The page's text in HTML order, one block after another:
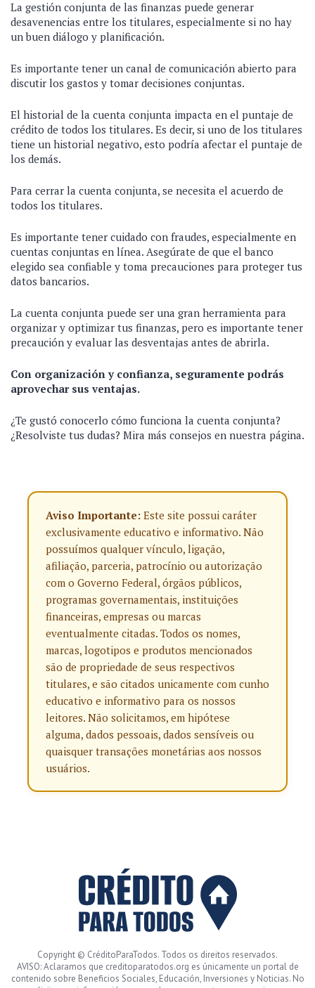
La gestión conjunta de las finanzas puede generar
desavenencias entre los titulares, especialmente si no hay
un buen diálogo y planificación.
Es importante tener un canal de comunicación abierto para
discutir los gastos y tomar decisiones conjuntas.
El historial de la cuenta conjunta impacta en el puntaje de
crédito de todos los titulares. Es decir, si uno de los titulares
tiene un historial negativo, esto podría afectar el puntaje de
los demás.
Para cerrar la cuenta conjunta, se necesita el acuerdo de
todos los titulares.
Es importante tener cuidado con fraudes, especialmente en
cuentas conjuntas en línea. Asegúrate de que el banco
elegido sea confiable y toma precauciones para proteger tus
datos bancarios.
La cuenta conjunta puede ser una gran herramienta para
organizar y optimizar tus finanzas, pero es importante tener
precaución y evaluar las desventajas antes de abrirla.
Con organización y confianza, seguramente podrás
aprovechar sus ventajas.
¿Te gustó conocerlo cómo funciona la cuenta conjunta?
¿Resolviste tus dudas? Mira más consejos en nuestra página.
Aviso Importante: Este site possui caráter
exclusivamente educativo e informativo. Não
possuímos qualquer vínculo, ligação,
afiliação, parceria, patrocínio ou autorização
com o Governo Federal, órgãos públicos,
programas governamentais, instituições
financeiras, empresas ou marcas
eventualmente citadas. Todos os nomes,
marcas, logotipos e produtos mencionados
são de propriedade de seus respectivos
titulares, e são citados unicamente com cunho
educativo e informativo para os nossos
leitores. Não solicitamos, em hipótese
alguma, dados pessoais, dados sensíveis ou
quaisquer transações monetárias aos nossos
usuários.
Copyright © CréditoParaTodos. Todos os direitos reservados.
AVISO: Aclaramos que creditoparatodos.org es únicamente un portal de
contenido sobre Beneficios Sociales, Educación, Inversiones y Noticias. No